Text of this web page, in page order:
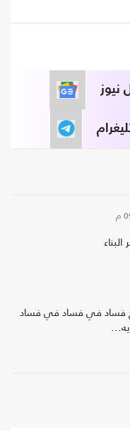
نيوز
م
فساد في فساد في فساد